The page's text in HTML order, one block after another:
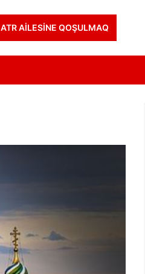
ATR AİLESİNE QOŞULMAQ